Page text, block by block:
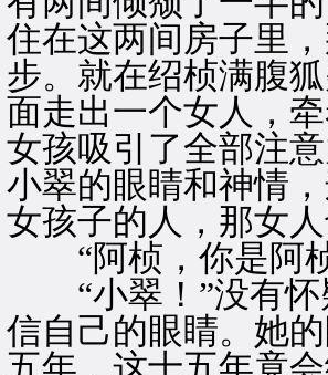
住在这两间房子里
步。就在绍桢满腹
面走出一个女人，
女孩吸引了全部注
小翠的眼睛和神情
女孩子的人，那女
“阿桢，你是阿桢
“小翠！”没有怀
信自己的眼睛。她